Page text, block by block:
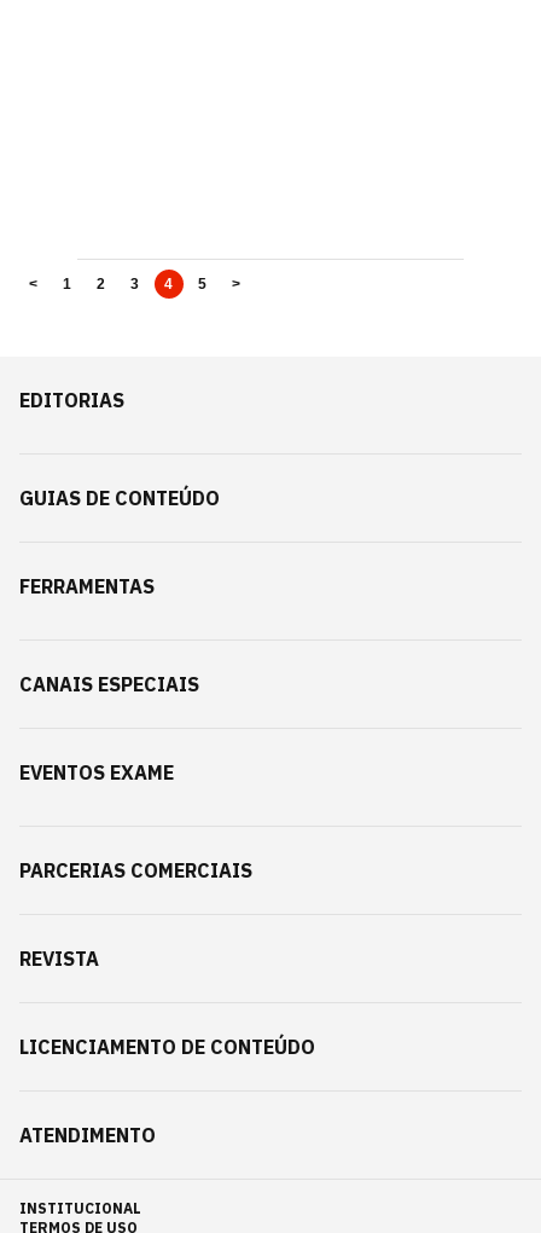
< 1 2 3 4 5 >
EDITORIAS
GUIAS DE CONTEÚDO
FERRAMENTAS
CANAIS ESPECIAIS
EVENTOS EXAME
PARCERIAS COMERCIAIS
REVISTA
LICENCIAMENTO DE CONTEÚDO
ATENDIMENTO
INSTITUCIONAL
TERMOS DE USO